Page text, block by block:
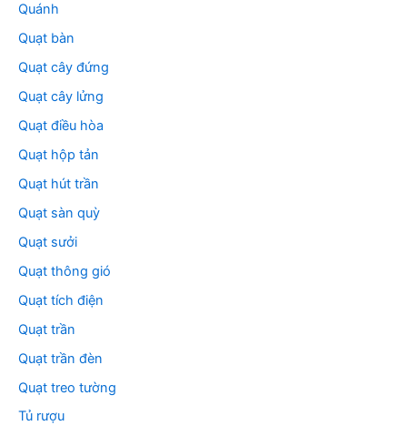
Quánh
Quạt bàn
Quạt cây đứng
Quạt cây lửng
Quạt điều hòa
Quạt hộp tản
Quạt hút trần
Quạt sàn quỳ
Quạt sưởi
Quạt thông gió
Quạt tích điện
Quạt trần
Quạt trần đèn
Quạt treo tường
Tủ rượu